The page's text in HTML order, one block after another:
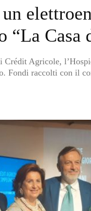
“La Casa
Agricole,
Fondi raccolti con il